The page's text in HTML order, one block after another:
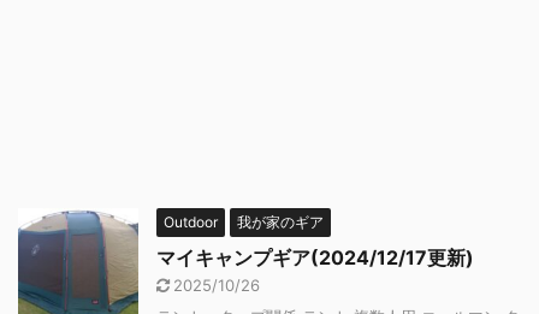
Outdoor 我が家のギア
マイキャンプギア(2024/12/17更新)
2025/10/26